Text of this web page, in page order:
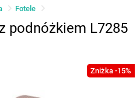
Fotele
podnóżkiem L7285
Zniżka -15%